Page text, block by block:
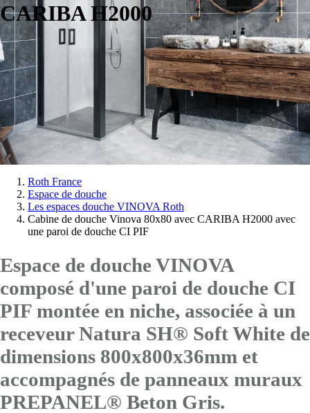
CARIBA H2000
Vous
êtes
Roth France
Espace de douche
Les espaces douche VINOVA Roth
Cabine de douche Vinova 80x80 avec CARIBA H2000 avec
une paroi de douche CI PIF
Espace de douche VINOVA
composé d'une paroi de douche CI
PIF montée en niche, associée à un
receveur Natura SH® Soft White de
dimensions 800x800x36mm et
accompagnés de panneaux muraux
PREPANEL® Beton Gris.